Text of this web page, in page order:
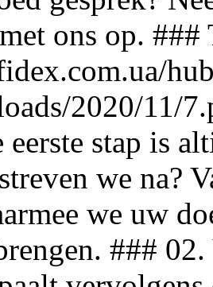
ons op.
2020/11/
eerste stap is
we na?
we uw
###